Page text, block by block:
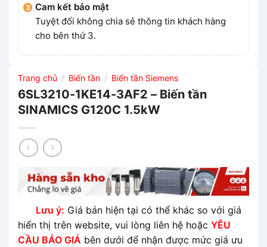
Cam kết bảo mật
Tuyệt đối không chia sẻ thông tin khách hàng
cho bên thứ 3.
Trang chủ / Biến tần / Biến tần Siemens
6SL3210-1KE14-3AF2 – Biến tần
SINAMICS G120C 1.5kW
Lưu ý: Giá bán hiện tại có thể khác so với giá
hiển thị trên website, vui lòng liên hệ hoặc YÊU
CẦU BÁO GIÁ bên dưới để nhận được mức giá ưu